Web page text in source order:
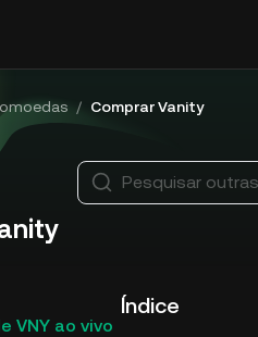
/ Comprar Vanity
VNY ao vivo
Pesquisar
Índice